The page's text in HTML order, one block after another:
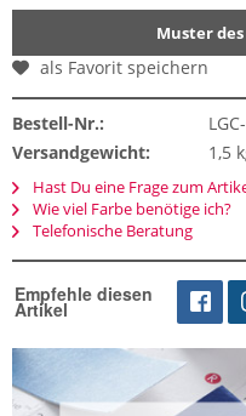
Muster
als Favorit speichern
Bestell-Nr.:
Versandgewicht:
1,5
Hast Du eine Frage zum
Wie viel Farbe benötige ich?
Telefonische Beratung
Empfehle diesen
Artikel